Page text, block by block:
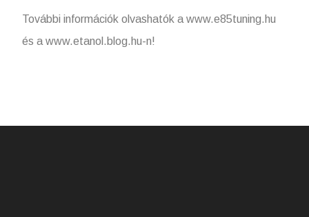
További információk olvashatók a www.e85tuning.hu
és a www.etanol.blog.hu-n!